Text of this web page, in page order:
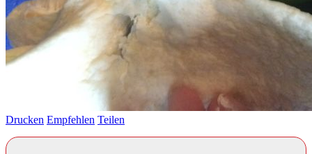
Drucken Empfehlen Teilen